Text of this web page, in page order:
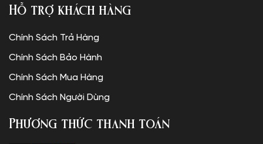
Hỗ trợ khách hàng
Chính Sách Trả Hàng
Chính Sách Bảo Hành
Chính Sách Mua Hàng
Chính Sách Người Dùng
Phương thức thanh toán